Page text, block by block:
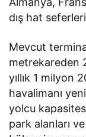
dış hat
Mevcut
metrekareden
yıllık 1 milyon
havalimanı
yolcu
park alanları